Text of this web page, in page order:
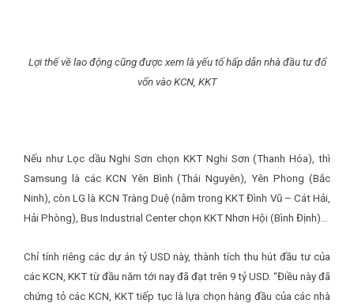
Lợi thế về lao động cũng được xem là yếu tố hấp dẫn nhà đầu tư đổ
vốn vào KCN, KKT
Nếu như Lọc dầu Nghi Sơn chọn KKT Nghi Sơn (Thanh Hóa), thì
Samsung là các KCN Yên Bình (Thái Nguyên), Yên Phong (Bắc
Ninh), còn LG là KCN Tràng Duệ (nằm trong KKT Đình Vũ – Cát Hải,
Hải Phòng), Bus Industrial Center chọn KKT Nhơn Hội (Bình Định)…
Chỉ tính riêng các dự án tỷ USD này, thành tích thu hút đầu tư của
các KCN, KKT từ đầu năm tới nay đã đạt trên 9 tỷ USD. “Điều này đã
chứng tỏ các KCN, KKT tiếp tục là lựa chọn hàng đầu của các nhà